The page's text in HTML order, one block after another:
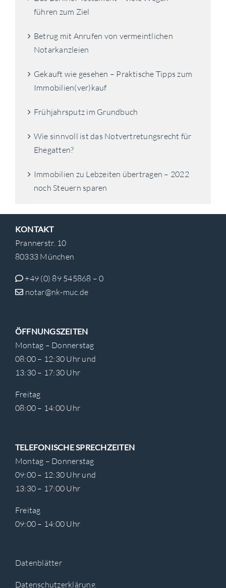
führen zum Ziel
Betrug mit Anrufen von vermeintlichen
Notarkanzleien
Gekauft wie gesehen – Praktische Tipps zum
Immobilien(ver)kauf
Frühjahrsputz im Grundbuch
Wie sinnvoll ist das Notvertretungsrecht für
Ehegatten?
Immobilien zu Lebzeiten übertragen – 2022
noch Steuern sparen
KONTAKT
Prannerstr. 10
80333 München
+49 (0) 89 545868 – 0
notar@nk-muc.de
ÖFFNUNGSZEITEN
Montag – Donnerstag
08:00 – 12:30 Uhr und
13:30 – 17:30 Uhr
Freitag
08:00 – 14:00 Uhr
TELEFONISCHE SPRECHZEITEN
Montag – Donnerstag
09:00 – 12:30 Uhr und
13:30 – 17:00 Uhr
Freitag
09:00 – 14:00 Uhr
Datenblätter
Datenschutzerklärung